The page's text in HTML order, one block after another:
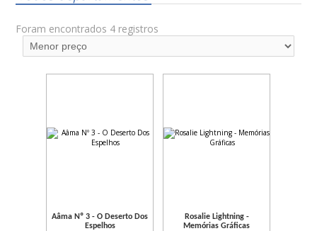
Foram encontrados 4 registros
Aâma Nº 3 - O Deserto Dos
Espelhos
Rosalie Lightning -
Memórias Gráficas